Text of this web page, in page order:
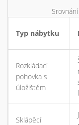
Typ nábytku
Rozkládací
pohovka s
úložištěm
Sklápěcí